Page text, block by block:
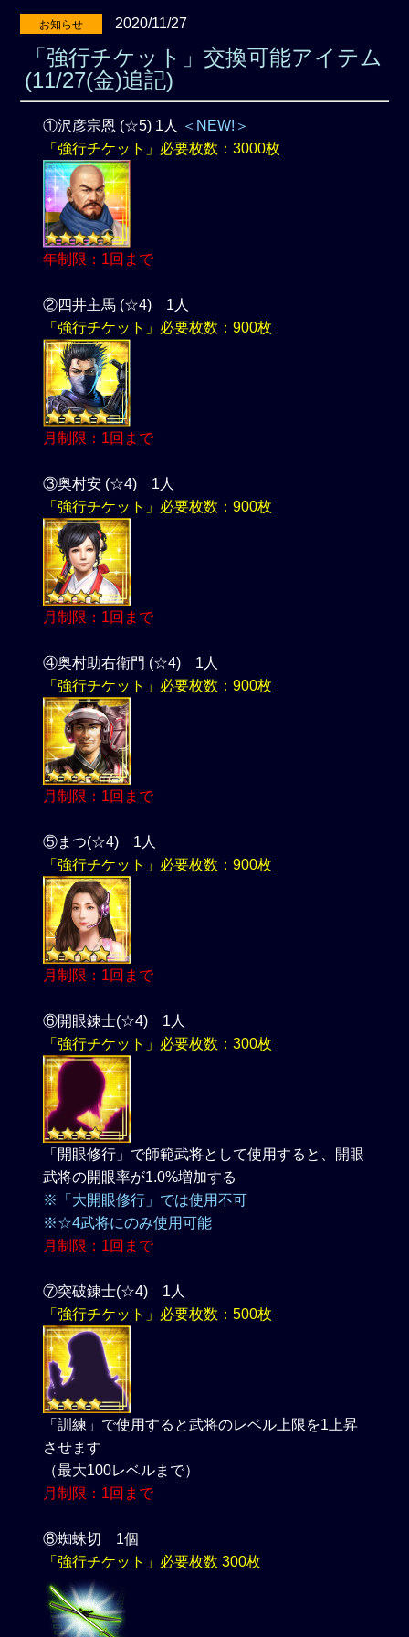
お知らせ 2020/11/27
「強行チケット」交換可能アイテム
(11/27(金)追記)
①沢彦宗恩 (☆5) 1人
＜NEW!＞
「強行チケット」必要枚数：3000枚
年制限：1回まで
②四井主馬 (☆4) 1人
「強行チケット」必要枚数：900枚
月制限：1回まで
③奥村安 (☆4) 1人
「強行チケット」必要枚数：900枚
月制限：1回まで
④奥村助右衛門 (☆4) 1人
「強行チケット」必要枚数：900枚
月制限：1回まで
⑤まつ(☆4) 1人
「強行チケット」必要枚数：900枚
月制限：1回まで
⑥開眼錬士(☆4) 1人
「強行チケット」必要枚数：300枚
「開眼修行」で師範武将として使用すると、開眼
武将の開眼率が1.0%増加する
※「大開眼修行」では使用不可
※☆4武将にのみ使用可能
月制限：1回まで
⑦突破錬士(☆4) 1人
「強行チケット」必要枚数：500枚
「訓練」で使用すると武将のレベル上限を1上昇
させます
（最大100レベルまで）
月制限：1回まで
⑧蜘蛛切 1個
「強行チケット」必要枚数 300枚